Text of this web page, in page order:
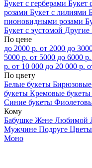
Букет с герберами Букет
розами Букет с лилиями
пионовидными розами
Букет с эустомой Другие
По цене
до 2000 р. от 2000 до
5000 р. от 5000 до 6000 р.
р. от 10 000 до 20 000 р.
По цвету
Белые букеты
букеты Кремовые букеты
Синие букеты
Кому
Бабушке Жене Любимой
Мужчине Подруге
Моно